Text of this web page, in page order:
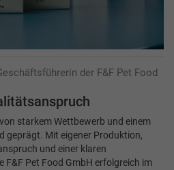
der F&F Pet Food
starkem Wettbewerb und einem
geprägt. Mit eigener Produktion,
und einer klaren
F&F Pet Food GmbH erfolgreich im